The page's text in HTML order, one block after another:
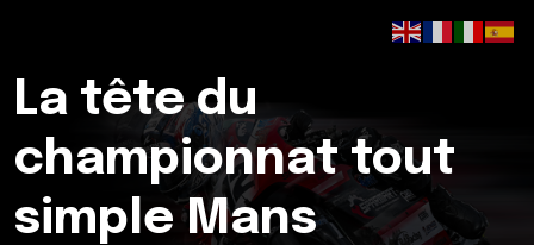
La tête du
championnat tout
simple Mans